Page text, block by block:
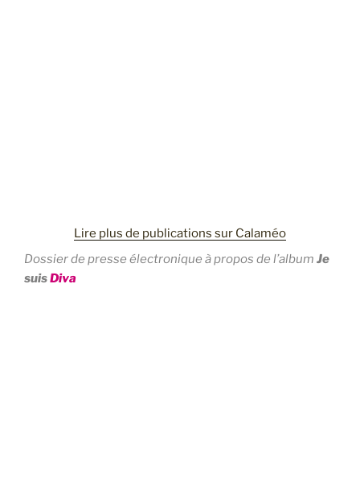
Lire plus de publications sur Calaméo
Dossier de presse électronique à propos de l’album Je
suisDiva